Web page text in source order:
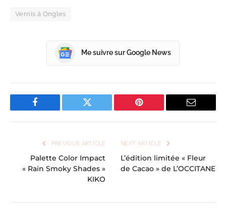
Vernis à Ongles
Me suivre sur Google News
Facebook Twitter Pinterest Email
PREVIOUS ARTICLE
Palette Color Impact
« Rain Smoky Shades »
KIKO
NEXT ARTICLE
L’édition limitée « Fleur
de Cacao » de L’OCCITANE